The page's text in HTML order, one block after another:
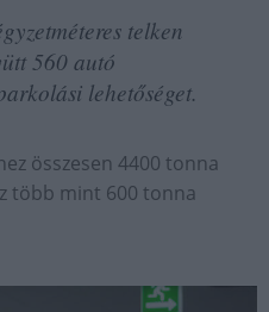
telken
560 autó
lehetőséget.
összesen 4400 tonna
több mint 600 tonna